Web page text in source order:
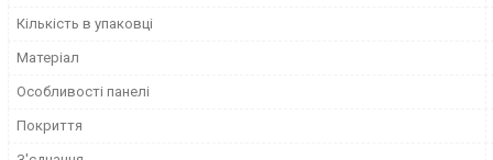
Кількість в упаковці
Матеріал
Особливості панелі
Покриття